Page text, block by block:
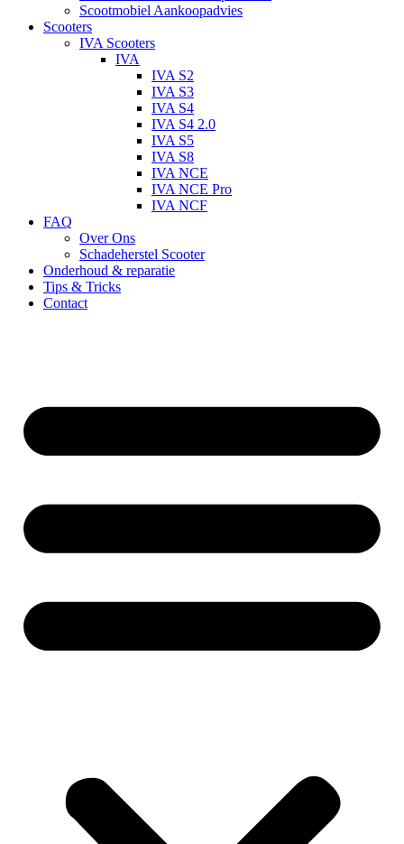
Scootmobiel Aankoopadvies
Scooters
IVA Scooters
IVA
IVA S2
IVA S3
IVA S4
IVA S4 2.0
IVA S5
IVA S8
IVA NCE
IVA NCE Pro
IVA NCF
FAQ
Over Ons
Schadeherstel Scooter
Onderhoud & reparatie
Tips & Tricks
Contact